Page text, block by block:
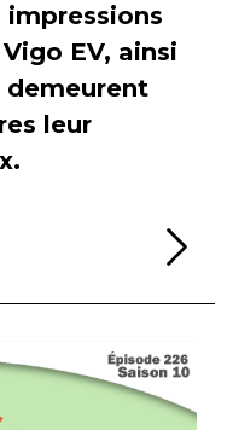
impressions
EV, ainsi
demeurent
leur